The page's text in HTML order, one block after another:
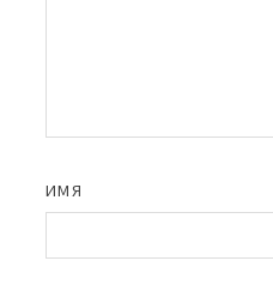
ИМЯ